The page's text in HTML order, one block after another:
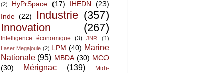
(2)
HyPrSpace (17) IHEDN
(23)
Inde (22) Industrie (357)
Innovation
(267)
Intelligence économique (3) JNR
(1)
Laser Megajoule (2) LPM (40) Marine
Nationale (95) MBDA (30) MCO
(30)
Mérignac (139)
Midi-